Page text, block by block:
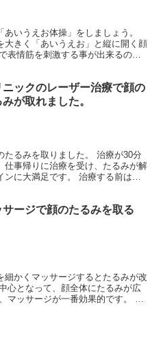
いうえお体操」をしましょう。
大きく「あいうえお」と縦に開く顔
表情筋を刺激する事が出来るの
ニックのレーザー治療で顔の
が取れました。
たるみを取りました。 治療が30分
仕事帰りに治療を受け、たるみが解
に大満足です。 治療する前は不
サージで顔のたるみを取る
細かくマッサージするとたるみが改
心となって、顔全体にたるみが広
マッサージが一番効果的です。 美